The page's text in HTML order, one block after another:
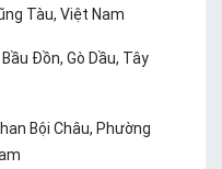
Tàu, Việt Nam
Đồn, Gò Dầu, Tây
Bội Châu, Phường